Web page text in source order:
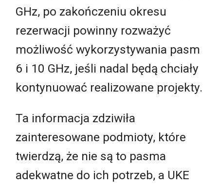
GHz, po zakończeniu okresu
rezerwacji powinny rozważyć
możliwość wykorzystywania pasm
6 i 10 GHz, jeśli nadal będą chciały
kontynuować realizowane projekty.
Ta informacja zdziwiła
zainteresowane podmioty, które
twierdzą, że nie są to pasma
adekwatne do ich potrzeb, a UKE